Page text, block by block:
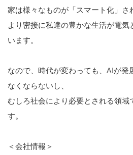
家は様々なものが「スマート化」さ
より密接に私達の豊かな生活が電気
います。
なので、時代が変わっても、AIが発
なくならないし、
むしろ社会により必要とされる領域
す。
＜会社情報＞